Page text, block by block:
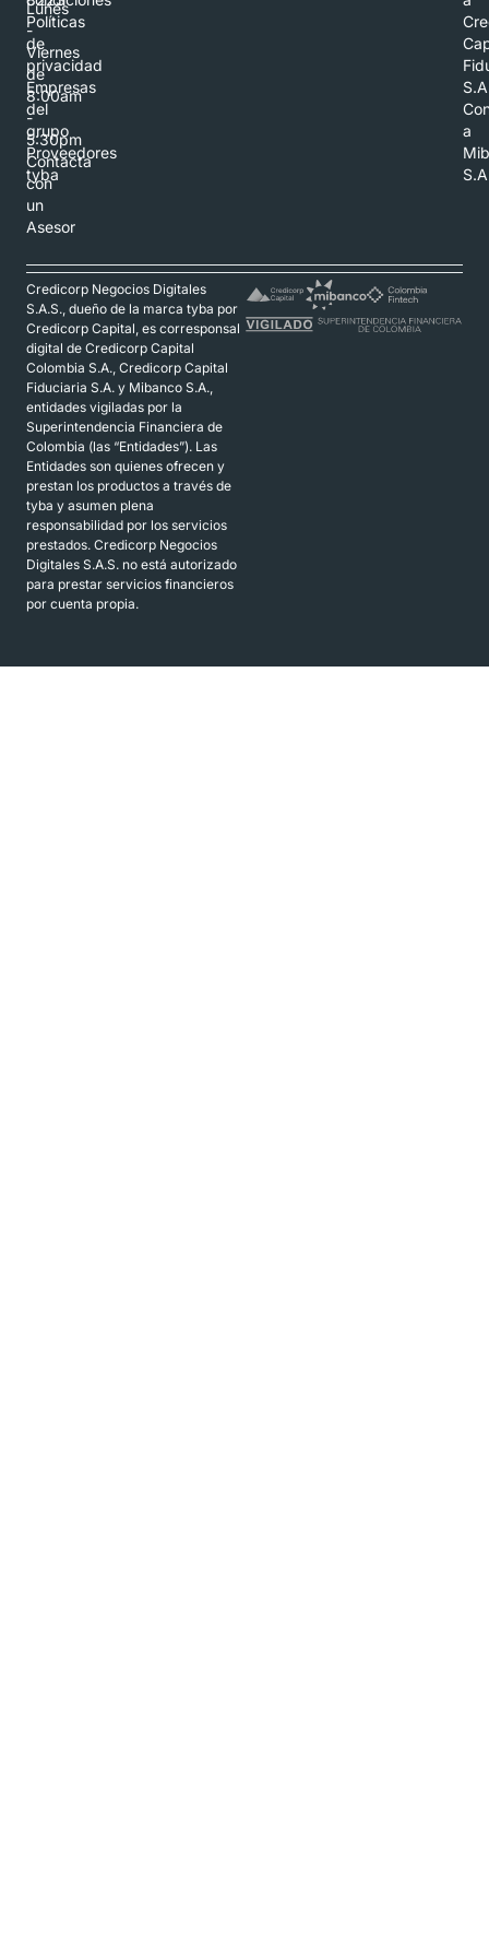
Lunes
-
Viernes
de
8:00am
-
5:30pm
Contacta
con
un
Asesor
Políticas
de
privacidad
Empresas
del
grupo
Proveedores
tyba
a
Credicorp Negocios Digitales
S.A.S., dueño de la marca tyba por
Credicorp Capital, es corresponsal
digital de Credicorp Capital
Colombia S.A., Credicorp Capital
Fiduciaria S.A. y Mibanco S.A.,
entidades vigiladas por la
Superintendencia Financiera de
Colombia (las “Entidades”). Las
Entidades son quienes ofrecen y
prestan los productos a través de
tyba y asumen plena
responsabilidad por los servicios
prestados. Credicorp Negocios
Digitales S.A.S. no está autorizado
para prestar servicios financieros
por cuenta propia.